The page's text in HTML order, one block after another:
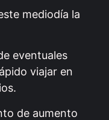
mediodía la
eventuales
viajar en
de aumento